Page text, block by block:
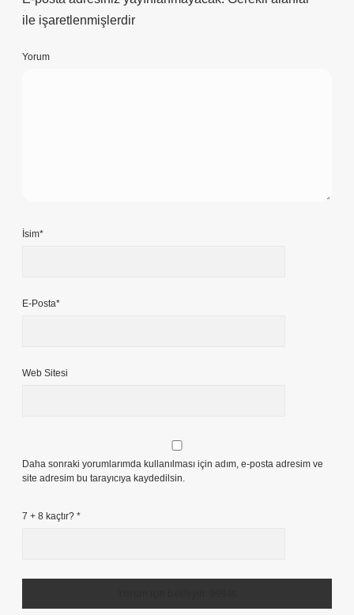
ile işaretlenmişlerdir
Yorum
İsim*
E-Posta*
Web Sitesi
Daha sonraki yorumlarımda kullanılması için adım, e-posta adresim ve
site adresim bu tarayıcıya kaydedilsin.
7 + 8 kaçtır? *